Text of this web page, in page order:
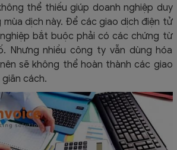
thể thiếu giúp doanh nghiệp duy
dịch này. Để các giao dịch điện tử
bắt buộc phải có các chứng từ
Nhưng nhiều công ty vẫn dùng hóa
sẽ không thể hoàn thành các giao
cách.